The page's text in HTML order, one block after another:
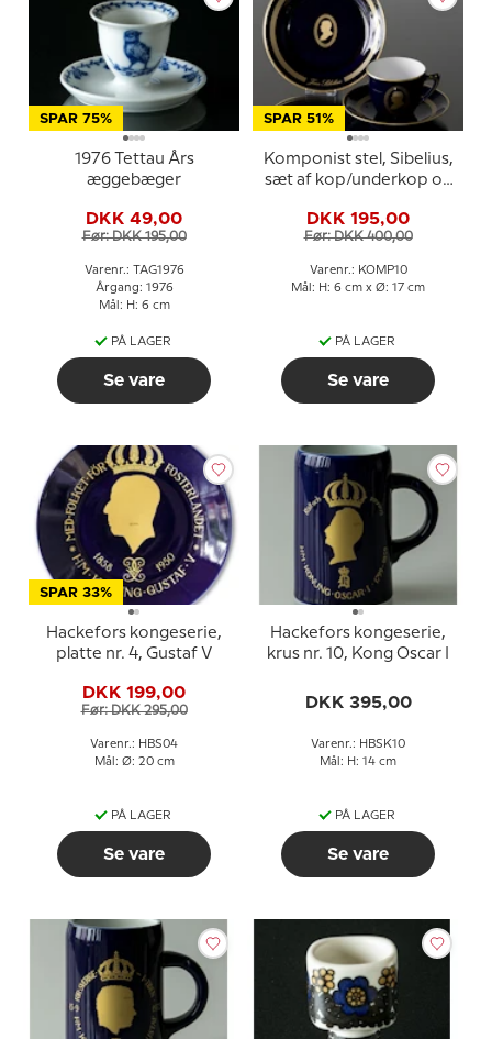
SPAR 75%
1976 Tettau Års
æggebæger
DKK 49,00
Før: DKK 195,00
Varenr.: TAG1976
Årgang: 1976
Mål: H: 6 cm
PÅ LAGER
Se vare
SPAR 51%
Komponist stel, Sibelius,
sæt af kop/underkop og
& Grøndahl
DKK 195,00
Før: DKK 400,00
Varenr.: KOMP10
Mål: H: 6 cm x Ø: 17 cm
PÅ LAGER
Se vare
SPAR 33%
Hackefors kongeserie,
platte nr. 4, Gustaf V
DKK 199,00
Før: DKK 295,00
Varenr.: HBS04
Mål: Ø: 20 cm
PÅ LAGER
Se vare
Hackefors kongeserie,
krus nr. 10, Kong Oscar I
DKK 395,00
Varenr.: HBSK10
Mål: H: 14 cm
PÅ LAGER
Se vare